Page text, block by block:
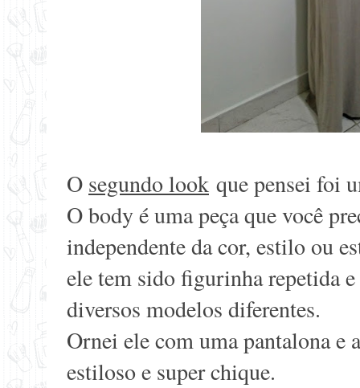
O segundo look que pensei foi
O body é uma peça que você
independente da cor, estilo ou
ele tem sido figurinha repetida
diversos modelos diferentes.
Ornei ele com uma pantalona e
estiloso e super chique.